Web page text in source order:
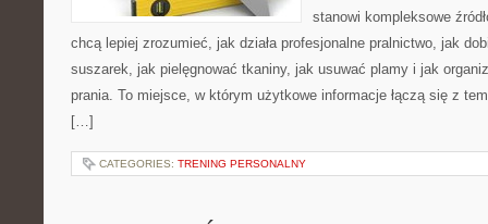
stanowi kompleksowe
chcą lepiej zrozumieć, jak działa profesjonalne pralnictwo, jak
suszarek, jak pielęgnować tkaniny, jak usuwać plamy i jak
prania. To miejsce, w którym użytkowe informacje łączą się z
[…]
CATEGORIES: TRENING PERSONALNY